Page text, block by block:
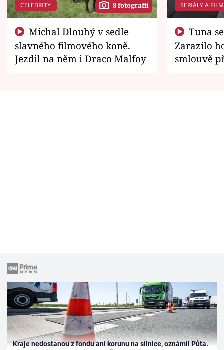
CELEBRITY 8 fotografií
slavného filmového koně.
Jezdil na něm i Draco Malfoy
SERIÁLY A
Zarazilo
smlouvě
Kraje nedostanou z fondu ani korunu na silnice, oznámil Půta.